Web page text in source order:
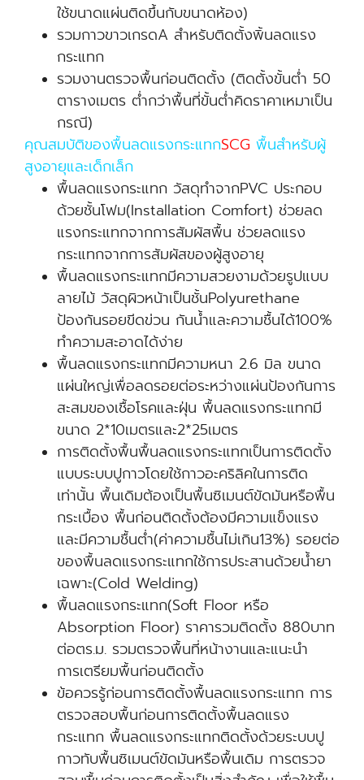
ใช้ขนาดแผ่นติดขึ้นกับขนาดห้อง)
รวมกาวขาวเกรดA สำหรับติดตั้งพิ้นลดแรง
กระแทก
รวมงานตรวจพื้นก่อนติดตั้ง (ติดตั้งขั้นต่ำ 50
ตารางเมตร ต่ำกว่าพื้นที่ขั้นต่ำคิดราคาเหมาเป็น
กรณี)
คุณสมบัติของพื้นลดแรงกระแทกSCG พื้นสำหรับผู้
สูงอายุและเด็กเล็ก
พื้นลดแรงกระแทก วัสดุทำจากPVC ประกอบ
ด้วยชั้นโฟม(Installation Comfort) ช่วยลด
แรงกระแทกจากการสัมผัสพื้น ช่วยลดแรง
กระแทกจากการสัมผัสของผู้สูงอายุ
พื้นลดแรงกระแทกมีความสวยงามด้วยรูปแบบ
ลายไม้ วัสดุผิวหน้าเป็นชั้นPolyurethane
ป้องกันรอยขีดข่วน กันน้ำและความชื้นได้100%
ทำความสะอาดได้ง่าย
พื้นลดแรงกระแทกมีความหนา 2.6 มิล ขนาด
แผ่นใหญ่เพื่อลดรอยต่อระหว่างแผ่นป้องกันการ
สะสมของเชื้อโรคและฝุ่น พื้นลดแรงกระแทกมี
ขนาด 2*10เมตรและ2*25เมตร
การติดตั้งพื้นพื้นลดแรงกระแทกเป็นการติดตั้ง
แบบระบบปูกาวโดยใช้กาวอะคริลิคในการติด
เท่านั้น พื้นเดิมต้องเป็นพื้นซิเมนต์ขัดมันหรือพื้น
กระเบื้อง พื้นก่อนติดตั้งต้องมีความแข็งแรง
และมีความชื้นต่ำ(ค่าความชื้นไม่เกิน13%) รอยต่อ
ของพื้นลดแรงกระแทกใช้การประสานด้วยน้ำยา
เฉพาะ(Cold Welding)
พื้นลดแรงกระแทก(Soft Floor หรือ
Absorption Floor) ราคารวมติดตั้ง 880บาท
ต่อตร.ม. รวมตรวจพื้นที่หน้างานและแนะนำ
การเตรียมพื้นก่อนติดตั้ง
ข้อควรรู้ก่อนการติดตั้งพื้นลดแรงกระแทก การ
ตรวจสอบพื้นก่อนการติดตั้งพื้นลดแรง
กระแทก พื้นลดแรงกระแทกติดตั้งด้วยระบบปู
กาวทับพื้นซิเมนต์ขัดมันหรือพื้นเดิม การตรวจ